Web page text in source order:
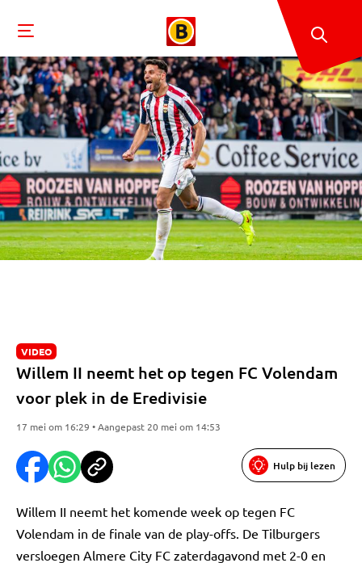
VIDEO
Willem II neemt het op tegen FC Volendam
voor plek in de Eredivisie
17 mei om 16:29 • Aangepast 20 mei om 14:53
Hulp bij lezen
Willem II neemt het komende week op tegen FC
Volendam in de finale van de play-offs. De Tilburgers
versloegen Almere City FC zaterdagavond met 2-0 en